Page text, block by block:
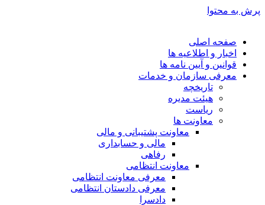
پرش به محتوا
صفحه اصلی
اخبار و اطلاعیه ها
قوانین و آیین نامه ها
معرفی سازمان و خدمات
تاریخچه
هیئت مدیره
ریاست
معاونت ها
معاونت پشتیبانی و مالی
مالی و حسابداری
رفاهی
معاونت انتظامی
معرفی معاونت انتظامی
معرفی دادستان انتظامی
دادسرا